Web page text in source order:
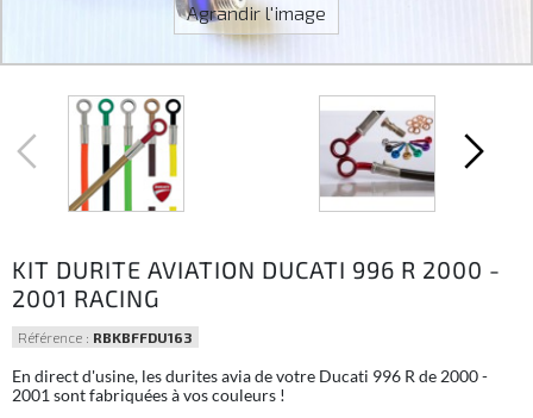
Agrandir l'image
KIT DURITE AVIATION DUCATI 996 R 2000 -
2001 RACING
Référence : RBKBFFDU163
En direct d'usine, les durites avia de votre Ducati 996 R de 2000 -
2001 sont fabriquées à vos couleurs !